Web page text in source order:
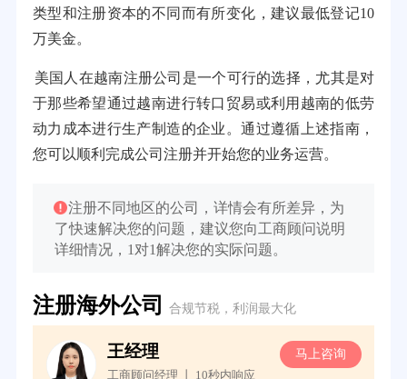
类型和注册资本的不同而有所变化，建议最低登记10
万美金。
美国人在越南注册公司是一个可行的选择，尤其是对
于那些希望通过越南进行转口贸易或利用越南的低劳
动力成本进行生产制造的企业。通过遵循上述指南，
您可以顺利完成公司注册并开始您的业务运营。
注册不同地区的公司，详情会有所差异，为
了快速解决您的问题，建议您向工商顾问说明
详细情况，1对1解决您的实际问题。
注册海外公司 合规节税，利润最大化
王经理
工商顾问经理 丨 10秒内响应
马上咨询